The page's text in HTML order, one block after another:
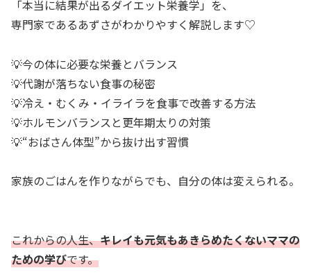
「本当に結果が出るダイエット栄養学」を、
専門家であるあずさがわかりやすく解説します♡
💡今の体に必要な栄養とバランス
💡代謝が落ちない食事の秘密
💡冷え・むくみ・イライラを食事で改善する方法
💡ホルモンバランスと更年期太りの対策
💡“おばさん体型”から抜け出す習慣
家族のごはんを作りながらでも、自分の体は変えられる。
これからの人生、キレイも元気もあきらめたくないママの
ための学びです。